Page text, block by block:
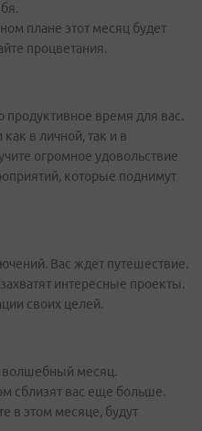
плане этот месяц будет
процветания.
время для вас.
в личной, так и в
огромное удовольствие
которые поднимут
Вас ждет путешествие.
интересные проекты.
своих целей.
волшебный месяц.
сблизят вас еще больше.
в этом месяце, будут